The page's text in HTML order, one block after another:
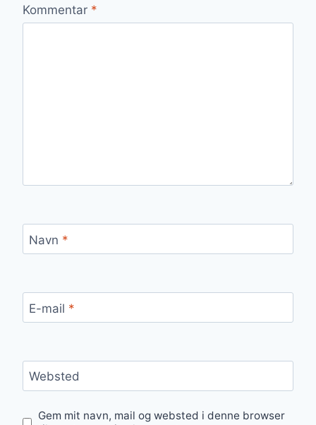
Kommentar *
Navn *
E-mail *
Websted
Gem mit navn, mail og websted i denne browser